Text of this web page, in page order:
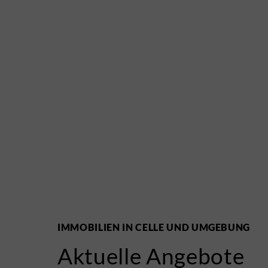
IMMOBILIEN IN CELLE UND UMGEBUNG
Aktuelle Angebote